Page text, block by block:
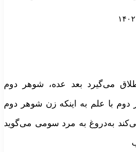
می‌گیرد بعد عده، شوهر دوم
با علم به اینکه زن شوهر دوم
به‌دروغ به مرد سومی می‌گوید